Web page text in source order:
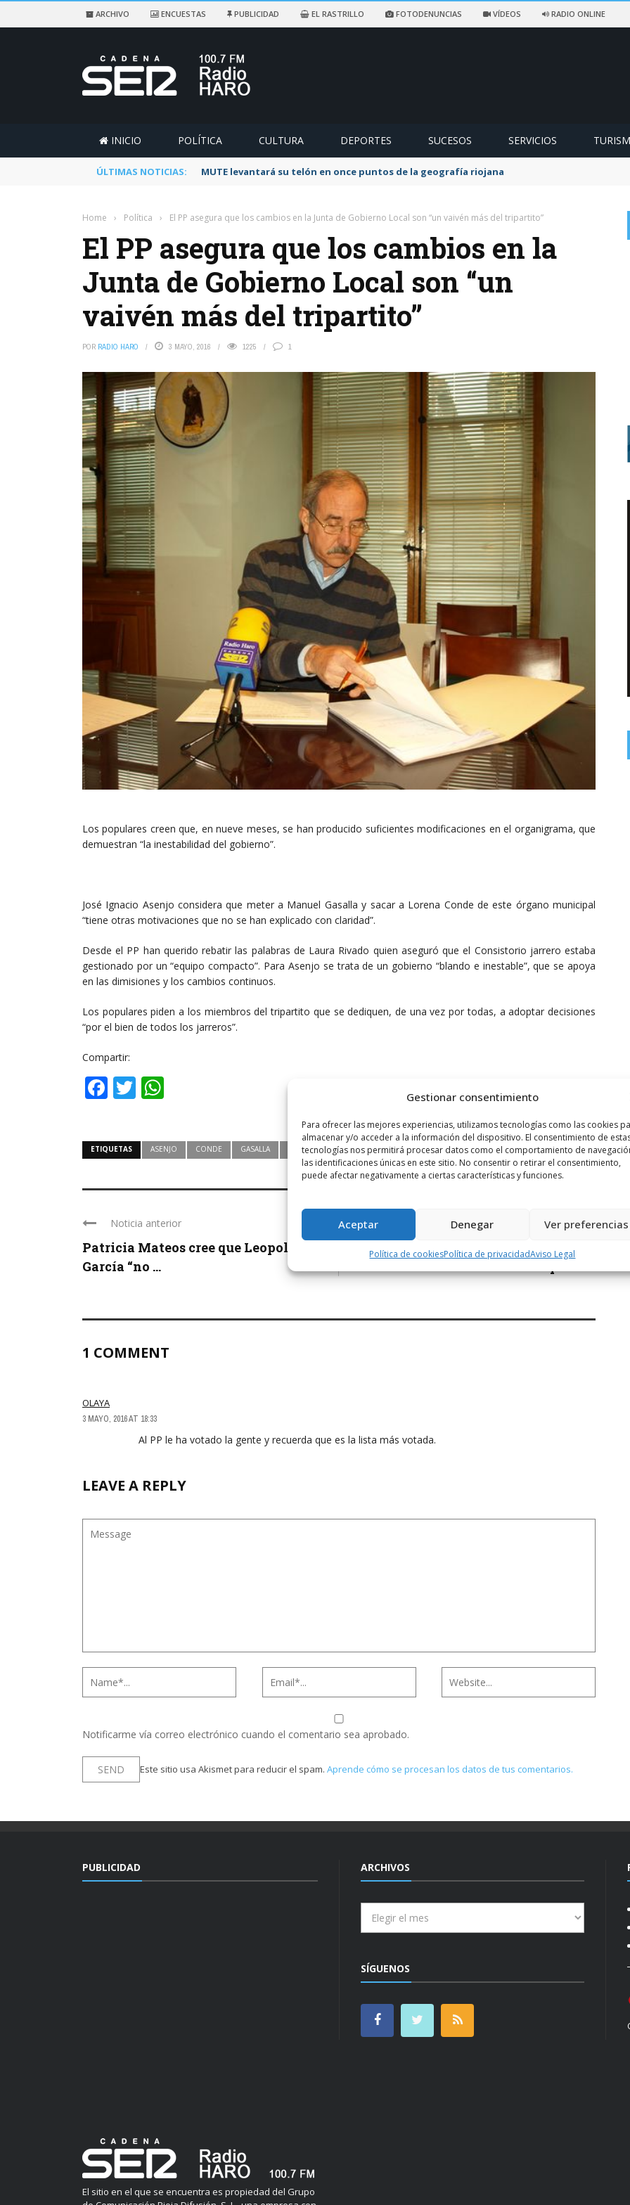
Gestionar consentimiento
Para ofrecer las mejores experiencias, utilizamos tecnologías como las cookies
almacenar y/o acceder a la información del dispositivo. El consentimiento de
tecnologías nos permitirá procesar datos como el comportamiento de
las identificaciones únicas en este sitio. No consentir o retirar el consentimiento,
puede afectar negativamente a ciertas características y funciones.
Aceptar Denegar Ver preferencias
Política de cookiesPolítica de privacidadAviso Legal
ARCHIVO ENCUESTAS PUBLICIDAD EL RASTRILLO FOTODENUNCIAS VÍDEOS RADIO ONLINE
INICIO POLÍTICA CULTURA DEPORTES SUCESOS SERVICIOS
ÚLTIMAS NOTICIAS: Rescatado un ciclista accidentado en un sendero de Ezcaray
Home › Política › El PP asegura que los cambios en la Junta de Gobierno Local son “un vaivén más del tripartito”
El PP asegura que los cambios en la
Junta de Gobierno Local son “un
vaivén más del tripartito”
POR RADIO HARO 3 MAYO, 2016 1225 1
Los populares creen que, en nueve meses, se han producido suficientes modificaciones en el organigrama, que
demuestran “la inestabilidad del gobierno”.
José Ignacio Asenjo considera que meter a Manuel Gasalla y sacar a Lorena Conde de este órgano municipal
“tiene otras motivaciones que no se han explicado con claridad”.
Desde el PP han querido rebatir las palabras de Laura Rivado quien aseguró que el Consistorio jarrero estaba
gestionado por un “equipo compacto”. Para Asenjo se trata de un gobierno “blando e inestable”, que se apoya
en las dimisiones y los cambios continuos.
Los populares piden a los miembros del tripartito que se dediquen, de una vez por todas, a adoptar decisiones
“por el bien de todos los jarreros”.
Compartir:
Facebook
Twitter
ETIQUETAS ASENJO CONDE GASALLA GOBIERNO
Noticia anterior
Patricia Mateos cree que Leopoldo
García “no ...
Siguiente noticia
La alcaldesa anuncia que las
1 COMMENT
OLAYA
3 MAYO, 2016 AT 18:33
Al PP le ha votado la gente y recuerda que es la lista más votada.
LEAVE A REPLY
Notificarme vía correo electrónico cuando el comentario sea aprobado.
Este sitio usa Akismet para reducir el spam. Aprende cómo se procesan los datos de tus comentarios.
PUBLICIDAD
El sitio en el que se encuentra es propiedad del Grupo
ARCHIVOS
SÍGUENOS